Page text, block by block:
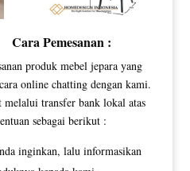
Cara Pemesanan :
produk mebel jepara yang
online chatting dengan kami.
melalui transfer bank lokal atas
sebagai berikut :
inginkan, lalu informasikan